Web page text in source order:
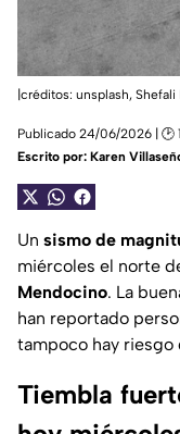
|créditos: unsplash, Shefali
Publicado 24/06/2026 | 🕑
Escrito por: Karen
Un sismo de
miércoles el norte
Mendocino. La
han reportado
tampoco hay riesgo
Tiembla